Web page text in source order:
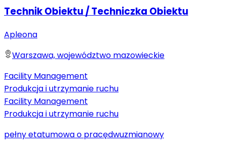
Technik Obiektu / Techniczka Obiektu
Apleona
Warszawa, województwo mazowieckie
Facility Management
Produkcja i utrzymanie ruchu
Facility Management
Produkcja i utrzymanie ruchu
pełny etatumowa o pracędwuzmianowy